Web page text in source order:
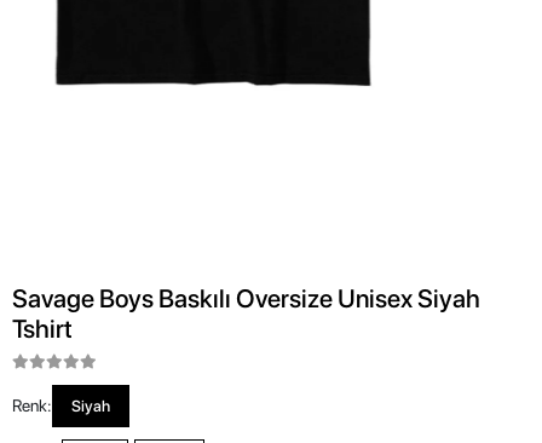
Savage Boys Baskılı Oversize Unisex Siyah
Tshirt
Renk: Siyah